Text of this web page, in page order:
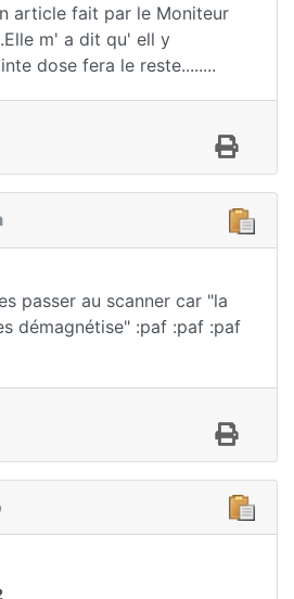
article fait par le Moniteur
m' a dit qu' ell y
dose fera le reste........
passer au scanner car "la
démagnétise" :paf :paf :paf